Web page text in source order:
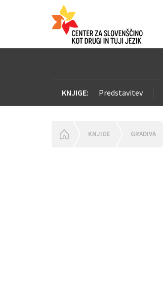
KNJIGE: Predstavitev
HOMEPAGE
KNJIGE GRADIVA